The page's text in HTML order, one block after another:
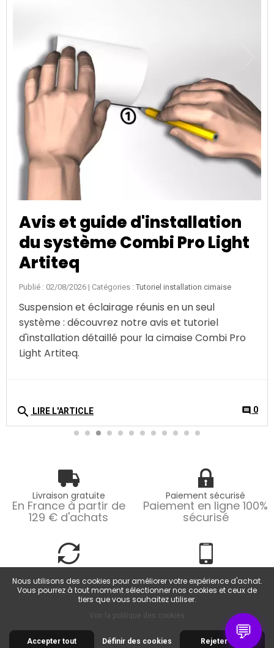
guide d'installation
Combi Pro Light
2026 | Catégories :Tutoriel installation cimaise
et éclairage réunis en un seul
: découvrez notre avis et tutoriel
détaillé pour la cimaise Combi Pro
les
utiliser
votre
LIRE
Livraison gratuite
En France à partir de
129 € d'achats
Paiement sécurisé
Paiement en ligne 100%
sécurisé
Retours faciles
Retours possibles
pendant 14 jours
Service client
Du lundi au vendredi
de 9h à 18h
💬
Nous utilisons des cookies pour améliorer votre expérience d'achat.
Vous pourrez à tout moment sélectionner nos cookies et ceux de
tiers que vous souhaitez utiliser.
Voir la politique des cookies
Accepter tout Rejeter tout
Définir des cookies